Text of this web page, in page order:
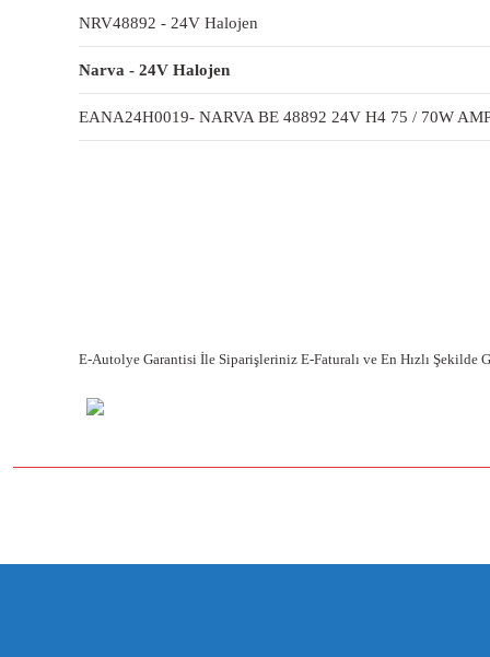
NRV48892 - 24V Halojen
Narva - 24V Halojen
EANA24H0019- NARVA BE 48892 24V H4 75 / 70W
E-Autolye Garantisi İle Siparişleriniz E-Faturalı ve En Hızlı Şekilde